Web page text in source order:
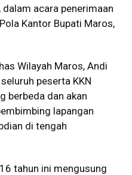
acara penerimaan
Kantor Bupati Maros,
Wilayah Maros, Andi
peserta KKN
berbeda dan akan
lapangan
di tengah
tahun ini mengusung